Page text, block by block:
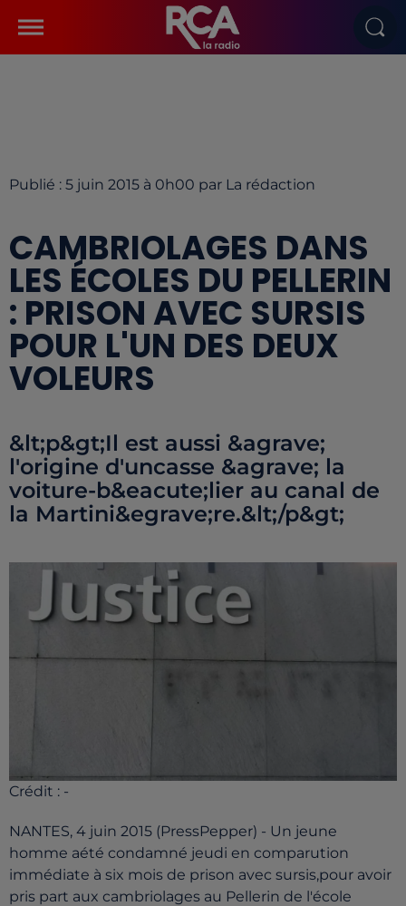
Publié : 5 juin 2015 à 0h00 par La rédaction
CAMBRIOLAGES DANS
LES ÉCOLES DU PELLERIN
: PRISON AVEC SURSIS
POUR L'UN DES DEUX
VOLEURS
&lt;p&gt;Il est aussi &agrave;
l'origine d'uncasse &agrave; la
voiture-b&eacute;lier au canal de
la Martini&egrave;re.&lt;/p&gt;
Crédit : -
NANTES, 4 juin 2015 (PressPepper) - Un jeune
homme aété condamné jeudi en comparution
immédiate à six mois de prison avec sursis,pour avoir
pris part aux cambriolages au Pellerin de l'école